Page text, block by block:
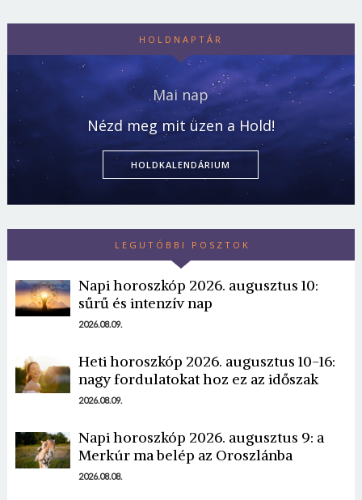
HOLDNAPTÁR
Mai nap
Nézd meg mit üzen a Hold!
HOLDKALENDÁRIUM
LEGUTÓBBI POSZTOK
Napi horoszkóp 2026. augusztus 10:
sűrű és intenzív nap
2026.08.09.
Heti horoszkóp 2026. augusztus 10-16:
nagy fordulatokat hoz ez az időszak
2026.08.09.
Napi horoszkóp 2026. augusztus 9: a
Merkúr ma belép az Oroszlánba
2026.08.08.
E-mail cím vagy felhasználónév
Jelszó